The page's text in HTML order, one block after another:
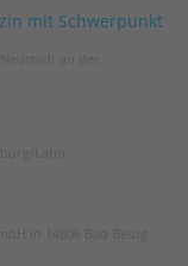
mit Schwerpunkt